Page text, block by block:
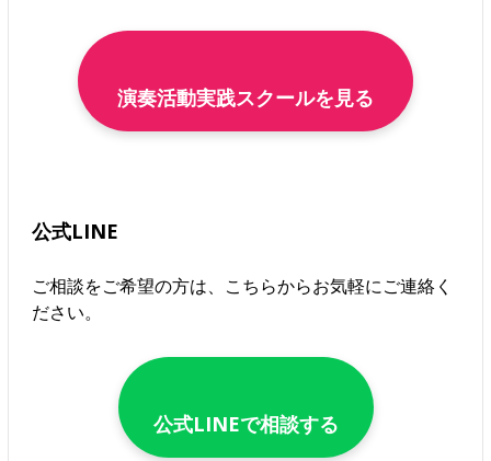
演奏活動実践スクールを見る
公式LINE
ご相談をご希望の方は、こちらからお気軽にご連絡く
ださい。
公式LINEで相談する